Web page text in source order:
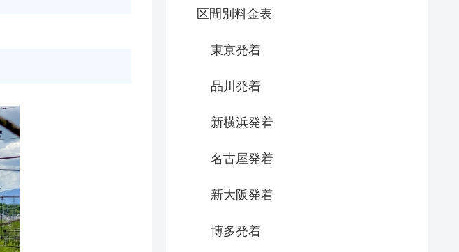
区間別料金表
東京発着
品川発着
新横浜発着
名古屋発着
新大阪発着
博多発着